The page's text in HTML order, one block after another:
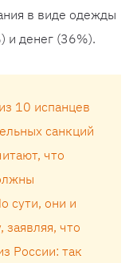
в виде одежды
и денег (36%).
10 испанцев
санкций
что
сути, они и
что
России: так